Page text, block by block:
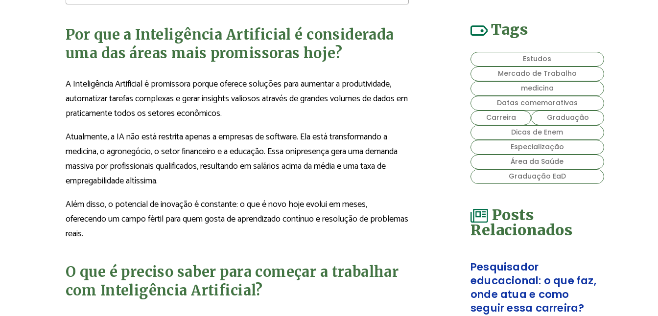
Por que a Inteligência Artificial é considerada
uma das áreas mais promissoras hoje?
A Inteligência Artificial é promissora porque oferece soluções para aumentar a produtividade,
automatizar tarefas complexas e gerar insights valiosos através de grandes volumes de dados em
praticamente todos os setores econômicos.
Atualmente, a IA não está restrita apenas a empresas de software. Ela está transformando a
medicina, o agronegócio, o setor financeiro e a educação. Essa onipresença gera uma demanda
massiva por profissionais qualificados, resultando em salários acima da média e uma taxa de
empregabilidade altíssima.
Além disso, o potencial de inovação é constante: o que é novo hoje evolui em meses,
oferecendo um campo fértil para quem gosta de aprendizado contínuo e resolução de problemas
reais.
O que é preciso saber para começar a trabalhar
com Inteligência Artificial?
Tags
Estudos
Mercado de Trabalho
medicina
Datas comemorativas
Carreira
Graduação
Dicas de Enem
Especialização
Área da Saúde
Graduação EaD
Posts
Relacionados
Pesquisador
educacional: o que faz,
onde atua e como
seguir essa carreira?